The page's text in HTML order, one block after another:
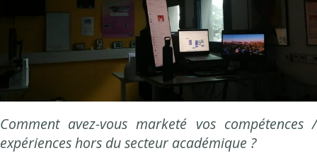
Comment avez-vous marketé vos compétences /
expériences hors du secteur académique ?